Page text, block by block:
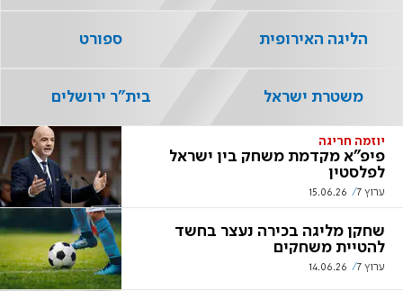
יוזמה חריגה
פיפ"א מקדמת משחק בין ישראל
לפלסטין
ערוץ 7 15.06.26
שחקן מליגה בכירה נעצר בחשד
להטיית משחקים
ערוץ 7 14.06.26
הליגה האירופית ספורט
משטרת ישראל בית"ר ירושלים